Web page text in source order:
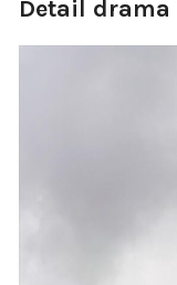
Detail drama